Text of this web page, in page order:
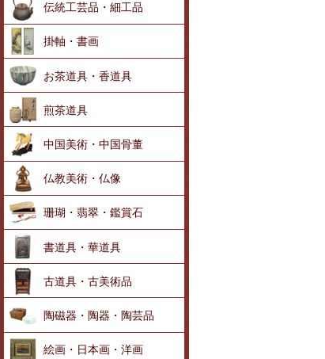
伝統工芸品・細工品
掛軸・書画
お茶道具・香道具
煎茶道具
中国美術・中国骨董
仏教美術・仏像
珊瑚・翡翠・鑑賞石
書道具・華道具
古道具・古美術品
陶磁器・陶器・陶芸品
絵画・日本画・洋画